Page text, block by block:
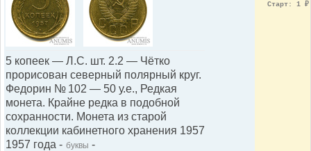
5 копеек — Л.С. шт. 2.2 — Чётко
прорисован северный полярный круг.
Федорин № 102 — 50 у.е., Редкая
монета. Крайне редка в подобной
сохранности. Монета из старой
коллекции кабинетного хранения 1957
1957 года - буквы -
Старт: 1 ₽